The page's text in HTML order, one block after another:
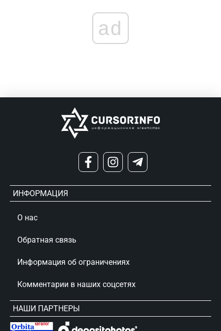
ad
ИНФОРМАЦИЯ
О нас
Обратная связь
Информация об ограничениях
Комментарии в наших соцсетях
НАШИ ПАРТНЕРЫ